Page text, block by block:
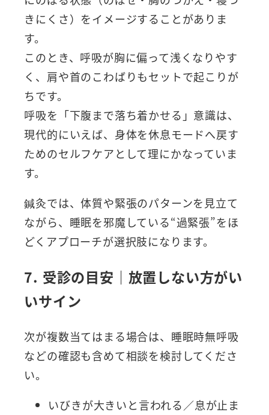
きにくさ）をイメージすることがありま
す。
このとき、呼吸が胸に偏って浅くなりやす
く、肩や首のこわばりもセットで起こりが
ちです。
呼吸を「下腹まで落ち着かせる」意識は、
現代的にいえば、身体を休息モードへ戻す
ためのセルフケアとして理にかなっていま
す。
鍼灸では、体質や緊張のパターンを見立て
ながら、睡眠を邪魔している“過緊張”をほ
どくアプローチが選択肢になります。
7. 受診の目安｜放置しない方がい
いサイン
次が複数当てはまる場合は、睡眠時無呼吸
などの確認も含めて相談を検討してくださ
い。
いびきが大きいと言われる／息が止ま